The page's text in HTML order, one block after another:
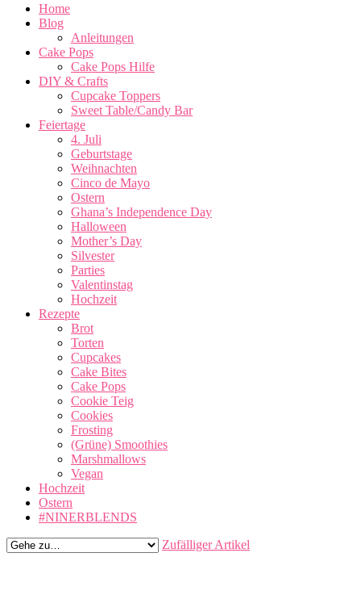
Home
Blog
Anleitungen
Cake Pops
Cake Pops Hilfe
DIY & Crafts
Cupcake Toppers
Sweet Table/Candy Bar
Feiertage
4. Juli
Geburtstage
Weihnachten
Cinco de Mayo
Ostern
Ghana’s Independence Day
Halloween
Mother’s Day
Silvester
Parties
Valentinstag
Hochzeit
Rezepte
Brot
Torten
Cupcakes
Cake Bites
Cake Pops
Cookie Teig
Cookies
Frosting
(Grüne) Smoothies
Marshmallows
Vegan
Hochzeit
Ostern
#NINERBLENDS
Zufälliger Artikel